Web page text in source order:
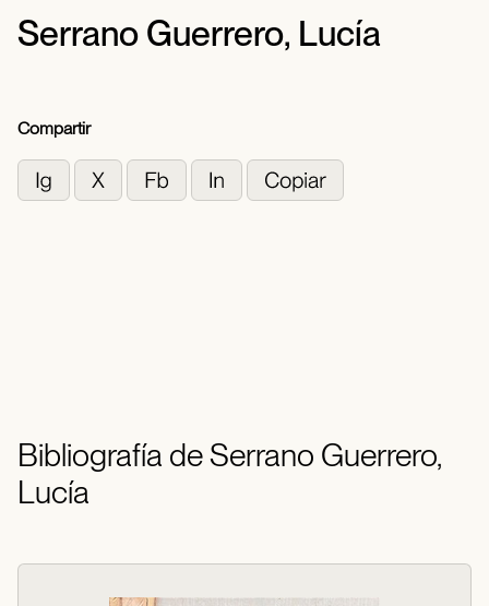
Serrano Guerrero, Lucía
Compartir
Bibliografía de Serrano Guerrero,
Lucía